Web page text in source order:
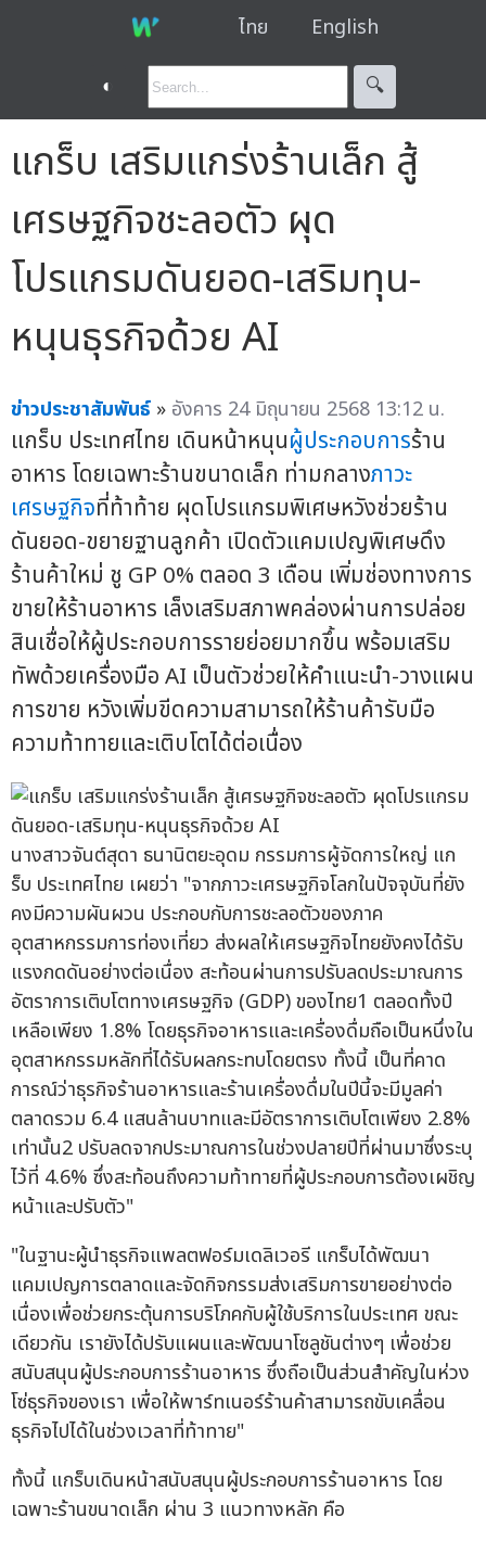
ไทย English
◐ 🔍︎
แกร็บ เสริมแกร่งร้านเล็ก สู้
เศรษฐกิจชะลอตัว ผุด
โปรแกรมดันยอด-เสริมทุน-
หนุนธุรกิจด้วย AI
ข่าวประชาสัมพันธ์ » อังคาร 24 มิถุนายน 2568 13:12 น.
แกร็บ ประเทศไทย เดินหน้าหนุนผู้ประกอบการร้าน
อาหาร โดยเฉพาะร้านขนาดเล็ก ท่ามกลางภาวะ
เศรษฐกิจที่ท้าท้าย ผุดโปรแกรมพิเศษหวังช่วยร้าน
ดันยอด-ขยายฐานลูกค้า เปิดตัวแคมเปญพิเศษดึง
ร้านค้าใหม่ ชู GP 0% ตลอด 3 เดือน เพิ่มช่องทางการ
ขายให้ร้านอาหาร เล็งเสริมสภาพคล่องผ่านการปล่อย
สินเชื่อให้ผู้ประกอบการรายย่อยมากขึ้น พร้อมเสริม
ทัพด้วยเครื่องมือ AI เป็นตัวช่วยให้คำแนะนำ-วางแผน
การขาย หวังเพิ่มขีดความสามารถให้ร้านค้ารับมือ
ความท้าทายและเติบโตได้ต่อเนื่อง
นางสาวจันต์สุดา ธนานิตยะอุดม กรรมการผู้จัดการใหญ่ แก
ร็บ ประเทศไทย เผยว่า "จากภาวะเศรษฐกิจโลกในปัจจุบันที่ยัง
คงมีความผันผวน ประกอบกับการชะลอตัวของภาค
อุตสาหกรรมการท่องเที่ยว ส่งผลให้เศรษฐกิจไทยยังคงได้รับ
แรงกดดันอย่างต่อเนื่อง สะท้อนผ่านการปรับลดประมาณการ
อัตราการเติบโตทางเศรษฐกิจ (GDP) ของไทย1 ตลอดทั้งปี
เหลือเพียง 1.8% โดยธุรกิจอาหารและเครื่องดื่มถือเป็นหนึ่งใน
อุตสาหกรรมหลักที่ได้รับผลกระทบโดยตรง ทั้งนี้ เป็นที่คาด
การณ์ว่าธุรกิจร้านอาหารและร้านเครื่องดื่มในปีนี้จะมีมูลค่า
ตลาดรวม 6.4 แสนล้านบาทและมีอัตราการเติบโตเพียง 2.8%
เท่านั้น2 ปรับลดจากประมาณการในช่วงปลายปีที่ผ่านมาซึ่งระบุ
ไว้ที่ 4.6% ซึ่งสะท้อนถึงความท้าทายที่ผู้ประกอบการต้องเผชิญ
หน้าและปรับตัว"
"ในฐานะผู้นำธุรกิจแพลตฟอร์มเดลิเวอรี แกร็บได้พัฒนา
แคมเปญการตลาดและจัดกิจกรรมส่งเสริมการขายอย่างต่อ
เนื่องเพื่อช่วยกระตุ้นการบริโภคกับผู้ใช้บริการในประเทศ ขณะ
เดียวกัน เรายังได้ปรับแผนและพัฒนาโซลูชันต่างๆ เพื่อช่วย
สนับสนุนผู้ประกอบการร้านอาหาร ซึ่งถือเป็นส่วนสำคัญในห่วง
โซ่ธุรกิจของเรา เพื่อให้พาร์ทเนอร์ร้านค้าสามารถขับเคลื่อน
ธุรกิจไปได้ในช่วงเวลาที่ท้าทาย"
ทั้งนี้ แกร็บเดินหน้าสนับสนุนผู้ประกอบการร้านอาหาร โดย
เฉพาะร้านขนาดเล็ก ผ่าน 3 แนวทางหลัก คือ